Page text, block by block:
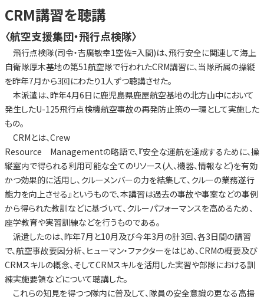
CRM講習を聴講
〈航空支援集団・飛行点検隊〉
飛行点検隊(司令・吉廣敏幸1空佐=入間)は、飛行安全に関連して海上
自衛隊厚木基地の第51航空隊で行われたCRM講習に、当隊所属の操縦
を昨年7月から3回にわたり1人ずつ聴講させた。
本派遣は、昨年4月6日に鹿児島県鹿屋航空基地の北方山中において
発生したU-125飛行点検機航空事故の再発防止策の一環として実施した
もの。
CRMとは、Crew
Resource Managementの略語で、『安全な運航を達成するために、操
縦室内で得られる利用可能な全てのリソース(人、機器、情報など)を有効
かつ効果的に活用し、クルーメンバーの力を結集して、クルーの業務遂行
能力を向上させる』というもので、本講習は過去の事故や事案などの事例
から得られた教訓などに基づいて、クルーパフォーマンスを高めるため、
座学教育や実習訓練などを行うものである。
派遣したのは、昨年7月と10月及び今年3月の計3回、各3日間の講習
で、航空事故要因分析、ヒューマン・ファクターをはじめ、CRMの概要及び
CRMスキルの概念、そしてCRMスキルを活用した実習や部隊における訓
練実施要領などについて聴講した。
これらの知見を得つつ隊内に普及して、隊員の安全意識の更なる高揚